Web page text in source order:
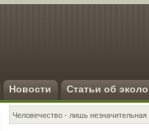
Новости Статьи об
Человечество - лишь